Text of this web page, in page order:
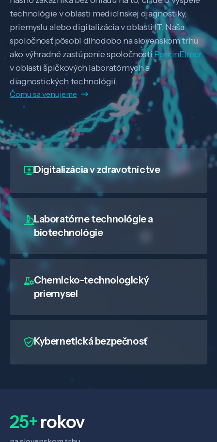
technológie v oblasti medicínskej diagnostiky,
priemyslu alebo digitalizácia v oblasti IT. Naša
spoločnosť pôsobí dlhodobo na slovenskom trhu
ako výhradné zastúpenie spoločnostiPerkinElmer
v oblasti špičkových laboratórnych a
diagnostických technológií.
Čomu sa venujeme
Digitalizáciav zdravotníctve
Laboratórne technológie a
biotechnológie
Chemicko-technologický
priemysel
Kybernetická bezpečnosť
25+rokov